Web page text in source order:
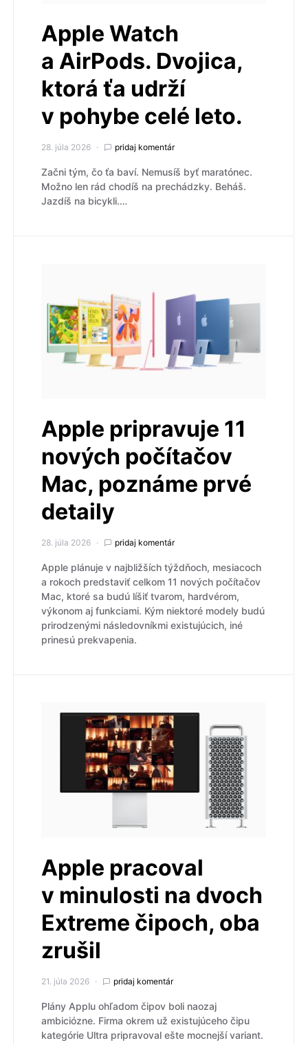
Apple Watch
a AirPods. Dvojica,
ktorá ťa udrží
v pohybe celé leto.
28. júla 2026 pridaj komentár
Začni tým, čo ťa baví. Nemusíš byť maratónec.
Možno len rád chodíš na prechádzky. Beháš.
Jazdíš na bicykli.…
Apple pripravuje 11
nových počítačov
Mac, poznáme prvé
detaily
28. júla 2026 pridaj komentár
Apple plánuje v najbližších týždňoch, mesiacoch
a rokoch predstaviť celkom 11 nových počítačov
Mac, ktoré sa budú líšiť tvarom, hardvérom,
výkonom aj funkciami. Kým niektoré modely budú
prirodzenými následovníkmi existujúcich, iné
prinesú prekvapenia.
Apple pracoval
v minulosti na dvoch
Extreme čipoch, oba
zrušil
21. júla 2026 pridaj komentár
Plány Applu ohľadom čipov boli naozaj
ambiciózne. Firma okrem už existujúceho čipu
kategórie Ultra pripravoval ešte mocnejší variant.